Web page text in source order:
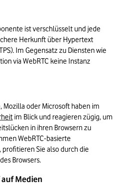
ist verschlüsselt und jede
Herkunft über Hypertext
Im Gegensatz zu Diensten wie
via WebRTC keine Instanz
Mozilla oder Microsoft haben im
im Blick und reagieren zügig, um
in ihren Browsern zu
WebRTC-basierte
Sie also durch die
Browsers.
Medien